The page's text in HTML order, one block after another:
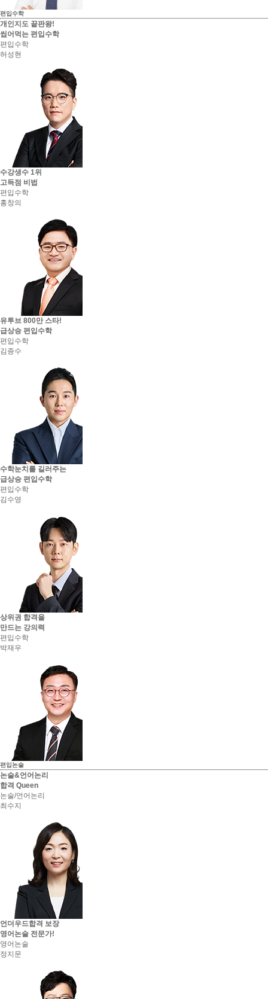
편입수학
개인지도 끝판왕!
씹어먹는 편입수학
편입수학
허성현
수강생수 1위
고득점 비법
편입수학
홍창의
유투브 800만 스타!
급상승 편입수학
편입수학
김종수
수학눈치를 길러주는
급상승 편입수학
편입수학
김수영
상위권 합격을
만드는 강의력
편입수학
박재우
편입논술
논술&언어논리
합격 Queen
논술/언어논리
최수지
언더우드합격 보장
영어논술 전문가!
영어논술
정지문